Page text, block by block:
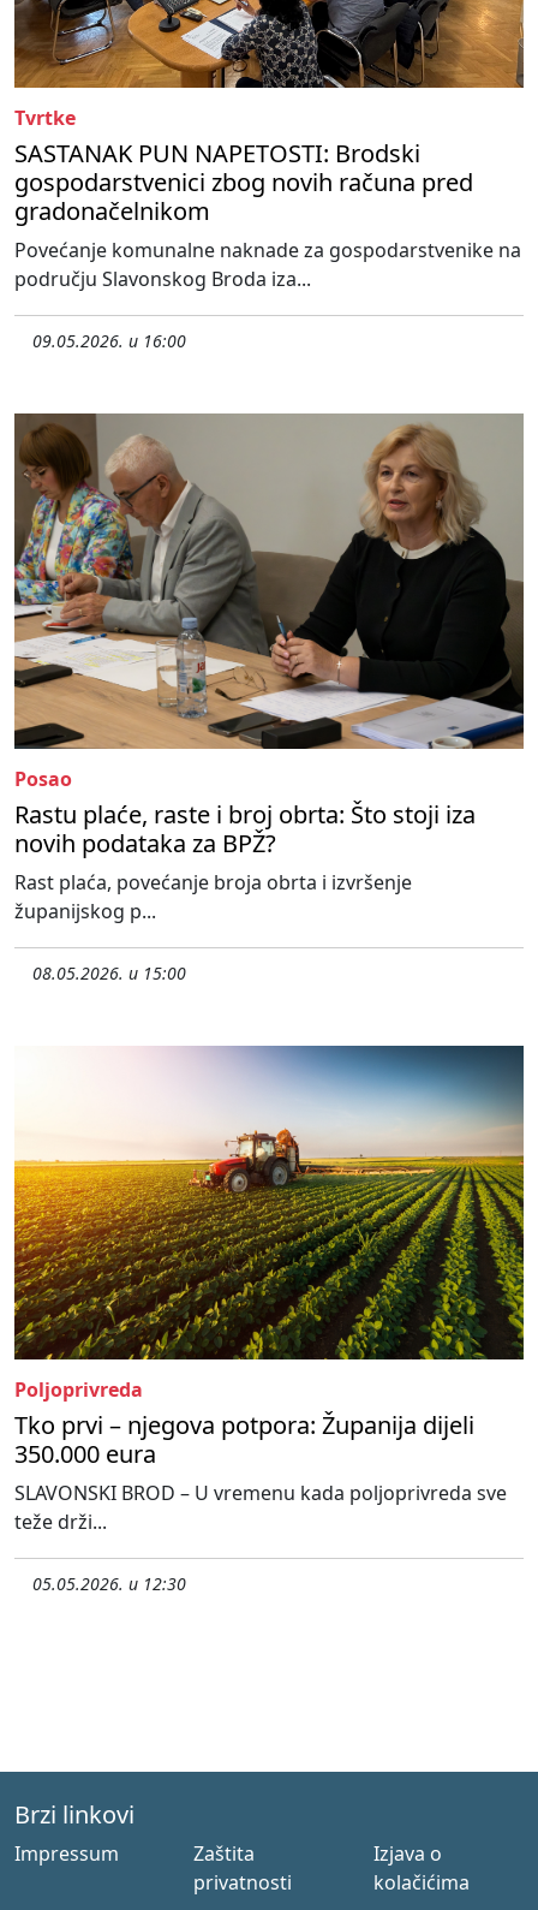
Tvrtke
SASTANAK PUN NAPETOSTI: Brodski
gospodarstvenici zbog novih računa pred
gradonačelnikom
Povećanje komunalne naknade za gospodarstvenike na
području Slavonskog Broda iza...
09.05.2026. u 16:00
Posao
Rastu plaće, raste i broj obrta: Što stoji iza
novih podataka za BPŽ?
Rast plaća, povećanje broja obrta i izvršenje
županijskog p...
08.05.2026. u 15:00
Poljoprivreda
Tko prvi – njegova potpora: Županija dijeli
350.000 eura
SLAVONSKI BROD – U vremenu kada poljoprivreda sve
teže drži...
05.05.2026. u 12:30
Brzi linkovi
Impressum
Zaštita
privatnosti
Izjava o
kolačićima